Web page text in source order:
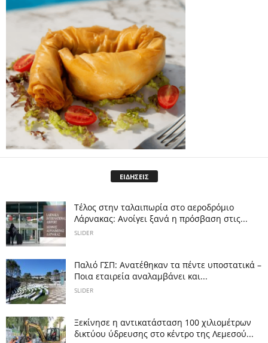
ΕΙΔΗΣΕΙΣ
Tέλος στην ταλαιπωρία στο αεροδρόμιο
Λάρνακας: Ανοίγει ξανά η πρόσβαση στις...
SLIDER
Παλιό ΓΣΠ: Ανατέθηκαν τα πέντε υποστατικά –
Ποια εταιρεία αναλαμβάνει και...
SLIDER
Ξεκίνησε η αντικατάσταση 100 χιλιομέτρων
δικτύου ύδρευσης στο κέντρο της Λεμεσού...